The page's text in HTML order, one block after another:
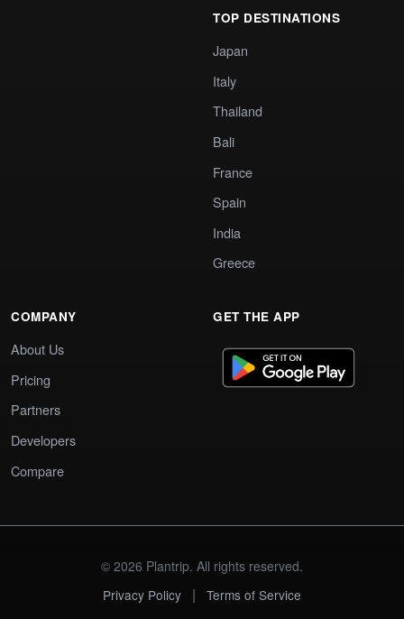
TOP DESTINATIONS
Japan
Italy
Thailand
Bali
France
Spain
India
Greece
COMPANY
About Us
Pricing
Partners
Developers
Compare
GET THE APP
© 2026 Plantrip. All rights reserved.
Privacy Policy
| Terms of Service